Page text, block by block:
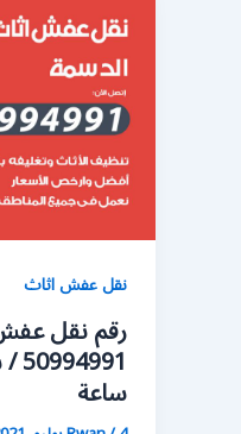
نقل عفش اثاث
رقم نقل
ساعة